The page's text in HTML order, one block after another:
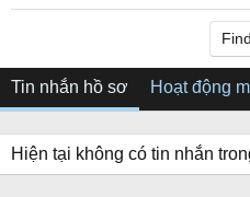
Find
Tin nhắn hồ sơ Hoạt động
Hiện tại không có tin nhắn